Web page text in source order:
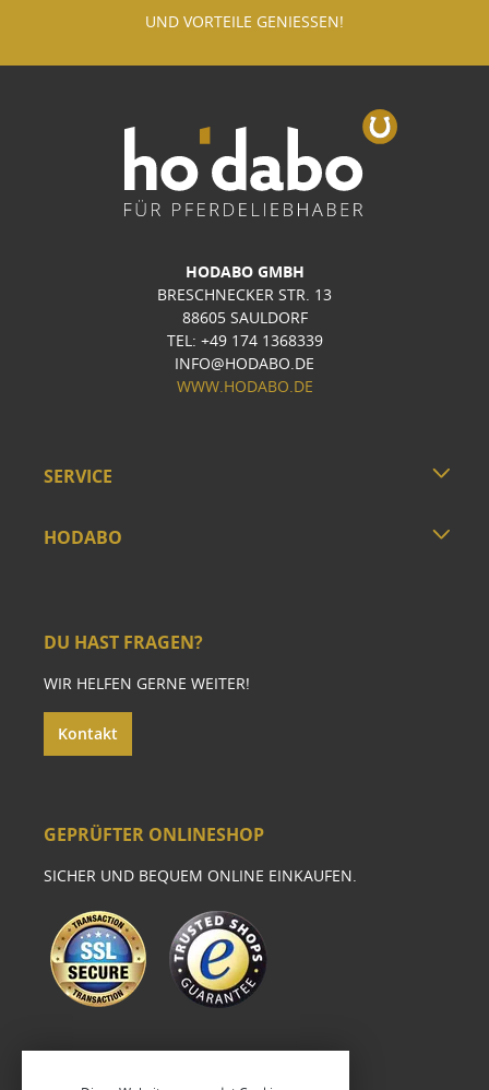
UND VORTEILE GENIESSEN!
HODABO GMBH
BRESCHNECKER STR. 13
88605 SAULDORF
TEL: +49 174 1368339
INFO@HODABO.DE
WWW.HODABO.DE
SERVICE
HODABO
DU HAST FRAGEN?
WIR HELFEN GERNE WEITER!
Kontakt
GEPRÜFTER ONLINESHOP
SICHER UND BEQUEM ONLINE EINKAUFEN.